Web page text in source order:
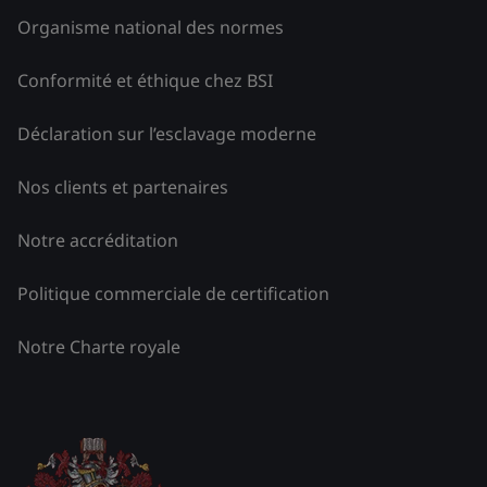
Organisme national des normes
Conformité et éthique chez BSI
Déclaration sur l’esclavage moderne
Nos clients et partenaires
Notre accréditation
Politique commerciale de certification
Notre Charte royale